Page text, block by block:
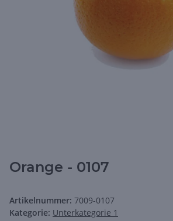
Orange - 0107
Artikelnummer: 7009-0107
Kategorie: Unterkategorie 1